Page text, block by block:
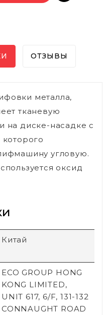
ОТЗЫВЫ
металла,
тканевую
на диске-насадке с
угловую.
оксид
Китай
ECO GROUP HONG
KONG LIMITED,
UNIT 617, 6/F, 131-132
CONNAUGHT ROAD